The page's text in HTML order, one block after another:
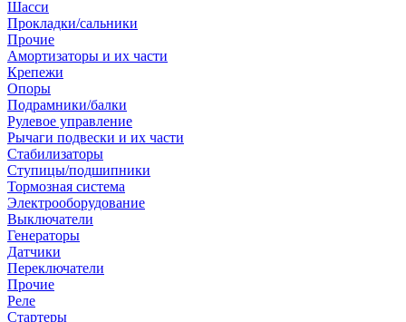
Шасси
Прокладки/сальники
Прочие
Амортизаторы и их части
Крепежи
Опоры
Подрамники/балки
Рулевое управление
Рычаги подвески и их части
Стабилизаторы
Ступицы/подшипники
Тормозная система
Электрооборудование
Выключатели
Генераторы
Датчики
Переключатели
Прочие
Реле
Стартеры